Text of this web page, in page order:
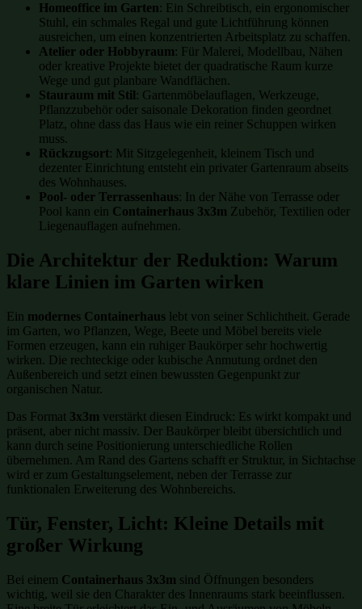
Homeoffice im Garten: Ein Schreibtisch, ein ergonomischer
Stuhl, ein schmales Regal und gute Lichtführung können
ausreichen, um einen konzentrierten Arbeitsplatz zu schaffen.
Atelier oder Hobbyraum: Für Malerei, Modellbau, Nähen
oder kreative Projekte bietet der quadratische Raum kurze
Wege und gut planbare Wandflächen.
Stauraum mit Stil: Gartenmöbelauflagen, Werkzeuge,
Pflanzzubehör oder saisonale Dekoration finden geordnet
Platz, ohne dass das Haus wie ein reiner Schuppen wirken
muss.
Rückzugsort: Mit Sitzgelegenheit, kleinem Tisch und
dezenter Einrichtung entsteht ein privater Gartenraum abseits
des Wohnhauses.
Pool- oder Terrassenhaus: In der Nähe von Terrasse oder
Pool kann ein Containerhaus 3x3m Zubehör, Textilien oder
Liegenauflagen aufnehmen.
Die Architektur der Reduktion: Warum
klare Linien im Garten wirken
Ein modernes Containerhaus lebt von seiner Schlichtheit. Gerade
im Garten, wo Pflanzen, Wege, Beete und Möbel bereits viele
Formen erzeugen, kann ein ruhiger Baukörper sehr hochwertig
wirken. Die rechteckige oder kubische Anmutung ordnet den
Außenbereich und setzt einen bewussten Gegenpunkt zur
organischen Natur.
Das Format 3x3m verstärkt diesen Eindruck: Es wirkt kompakt und
präsent, aber nicht massiv. Der Baukörper bleibt übersichtlich und
kann durch seine Positionierung unterschiedliche Rollen
übernehmen. Am Rand des Gartens schafft er Struktur, in Sichtachse
wird er zum Gestaltungselement, neben der Terrasse zur
funktionalen Erweiterung des Wohnbereichs.
Tür, Fenster, Licht: Kleine Details mit
großer Wirkung
Bei einem Containerhaus 3x3m sind Öffnungen besonders
wichtig, weil sie den Charakter des Innenraums stark beeinflussen.